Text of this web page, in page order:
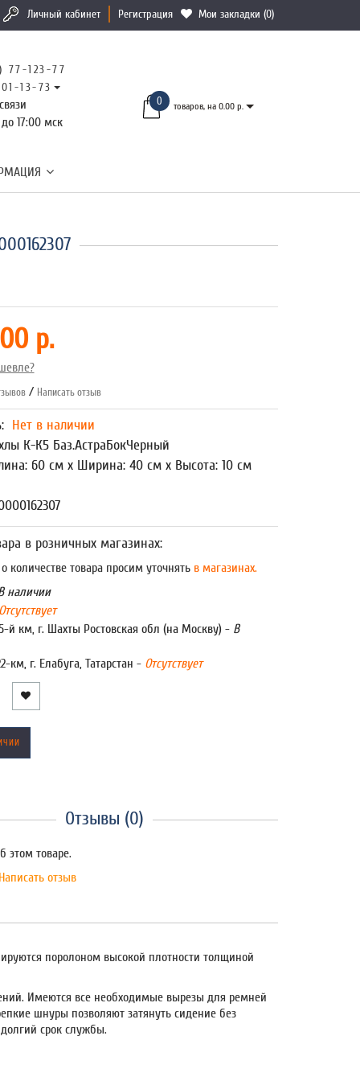
Личный кабинет Регистрация Мои закладки (0)
77-123-77
13-73
17:00 мск
0 товаров, на 0.00 р.
р.
/ Написать отзыв
Нет в наличии
К-К5 Баз.АстраБокЧерный
60 см x Ширина: 40 см x Высота: 10 см
в розничных магазинах:
товара просим уточнятьв магазинах.
наличии
Отсутствует
й км, г. Шахты Ростовская обл (на Москву) - В
км, г. Елабуга, Татарстан - Отсутствует
Отзывы (0)
этом товаре.
Написать отзыв
поролоном высокой плотности толщиной
Имеются все необходимые вырезы для ремней
шнуры позволяют затянуть сидение без
срок службы.